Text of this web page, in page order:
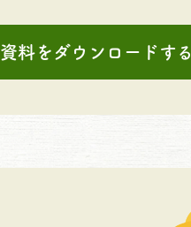
資料をダウンロードする